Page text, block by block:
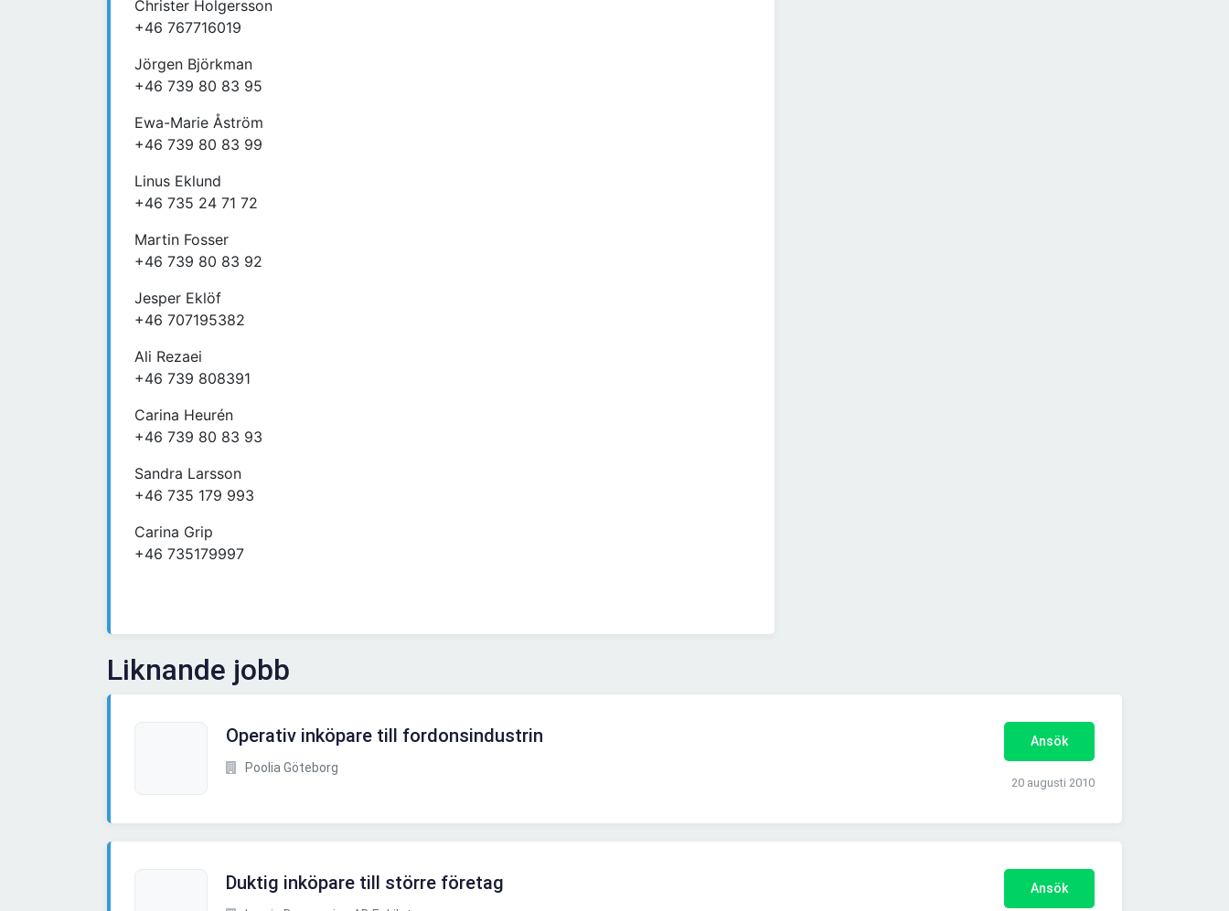
Christer Holgersson
+46 767716019
Jörgen Björkman
+46 739 80 83 95
Ewa-Marie Åström
+46 739 80 83 99
Linus Eklund
+46 735 24 71 72
Martin Fosser
+46 739 80 83 92
Jesper Eklöf
+46 707195382
Ali Rezaei
+46 739 808391
Carina Heurén
+46 739 80 83 93
Sandra Larsson
+46 735 179 993
Carina Grip
+46 735179997
Liknande jobb
Operativ inköpare till fordonsindustrin
Poolia Göteborg
Ansök
20 augusti 2010
Duktig inköpare till större företag Ansök